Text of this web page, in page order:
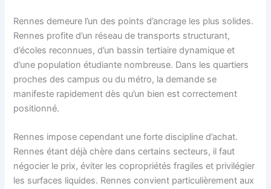
Rennes demeure l’un des points d’ancrage les plus solides.
Rennes profite d’un réseau de transports structurant,
d’écoles reconnues, d’un bassin tertiaire dynamique et
d’une population étudiante nombreuse. Dans les quartiers
proches des campus ou du métro, la demande se
manifeste rapidement dès qu’un bien est correctement
positionné.
Rennes impose cependant une forte discipline d’achat.
Rennes étant déjà chère dans certains secteurs, il faut
négocier le prix, éviter les copropriétés fragiles et privilégier
les surfaces liquides. Rennes convient particulièrement aux